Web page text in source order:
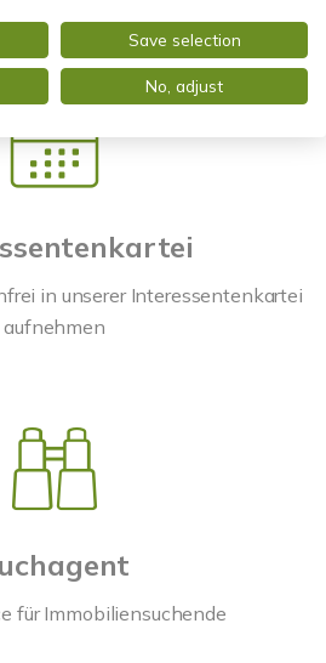
in unserer Interessentenkartei
aufnehmen
für Immobiliensuchende
Save selection
No, adjust